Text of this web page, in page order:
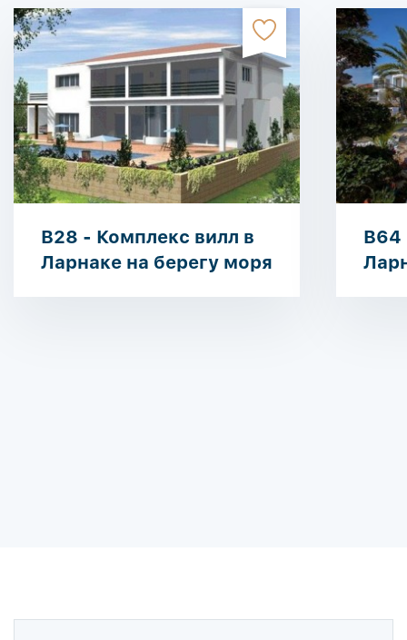
B28 - Комплекс вилл в
Ларнаке на берегу моря
B64